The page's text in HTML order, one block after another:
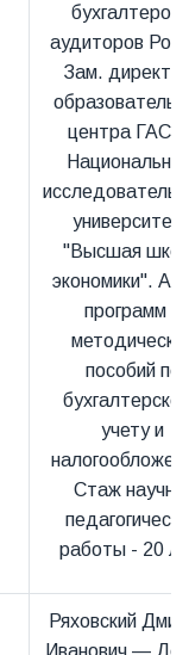
бухгалтеров
аудиторов
Зам.
центра
"Высшая
экономики".
программ и
пособий по
учету и
Стаж
работы - 20
Ряховский
Иванович —